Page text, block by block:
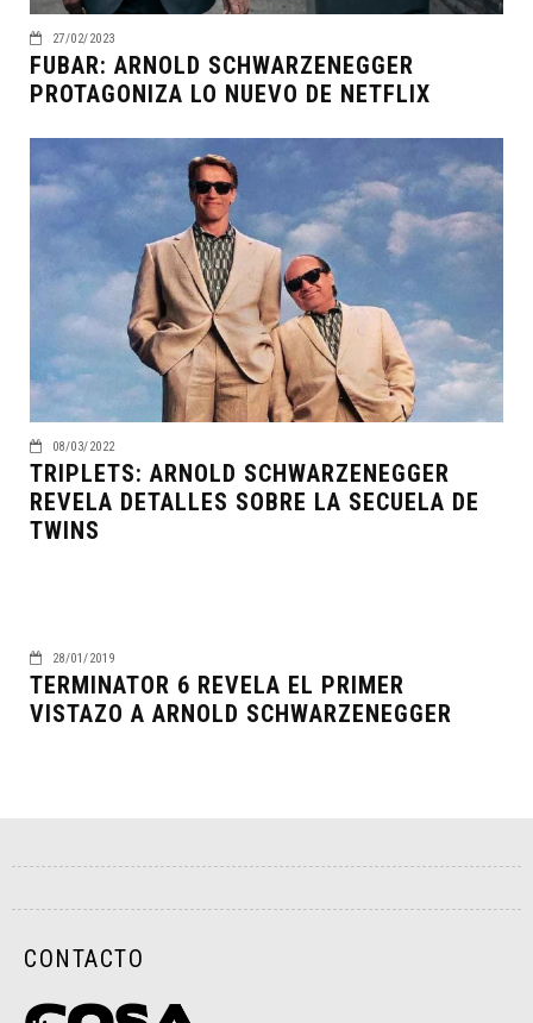
27/02/2023
FUBAR: ARNOLD SCHWARZENEGGER
PROTAGONIZA LO NUEVO DE NETFLIX
08/03/2022
TRIPLETS: ARNOLD SCHWARZENEGGER
REVELA DETALLES SOBRE LA SECUELA DE
TWINS
28/01/2019
TERMINATOR 6 REVELA EL PRIMER
VISTAZO A ARNOLD SCHWARZENEGGER
CONTACTO